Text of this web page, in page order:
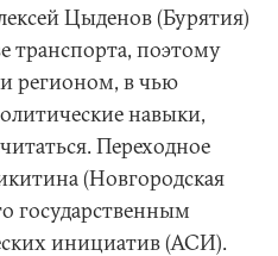
Цыденов (Бурятия)
транспорта, поэтому
регионом, в чью
навыки,
Переходное
(Новгородская
государственным
инициатив (АСИ).